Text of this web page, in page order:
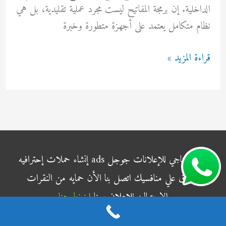
الداخلية. إن برمجة المفاتيح ليست مجرد عملية تقليدية، بل هي
نظام متكامل يعتمد على أجهزة متطورة وخبرة
برمجة
قراءة المزيد »
شركة الناجي للإعلانات جوجل ads إنشاء حملات إحترافيه
وتفوق علي منافسيك اتصل بنا الأن حمايه من النقرات
الإحتياليه للاعلان معنااضغط هنا